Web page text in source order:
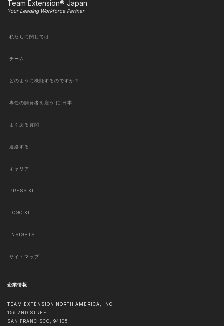
Team Extension® Japan
Your Leading Workforce Partner
私たちに関しては
チーム
どのように機能するのですか？
専任の開発者を雇う に 日本
よくある質問
連絡する
キャリア
PRESS KIT
LOGO KIT
INSIGHTS
サイトマップ
企業情報
TEAM EXTENSION NORTH AMERICA, INC
156 2ND STREET
SAN FRANCISCO, 94105